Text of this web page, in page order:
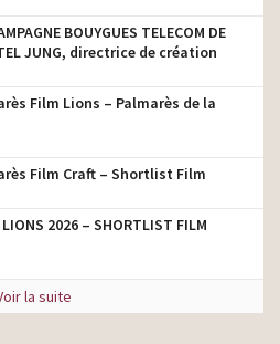
BOUYGUES TELECOM DE
JUNG, directrice de création
Film Lions – Palmarès de la
Film Craft – Shortlist Film
LIONS 2026 – SHORTLIST FILM
la suite